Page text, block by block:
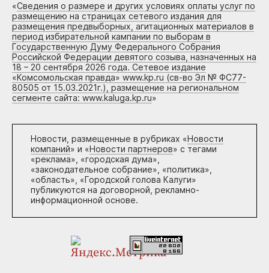
«Сведения о размере и других условиях оплаты услуг по
размещению на страницах сетевого издания для
размещения предвыборных, агитационных материалов в
период избирательной кампании по выборам в
Государственную Думу Федерального Собрания
Российской Федерации девятого созыва, назначенных на
18 – 20 сентября 2026 года. Сетевое издание
«Комсомольская правда» www.kp.ru (св-во Эл № ФС77-
80505 от 15.03.2021г.), размещение на региональном
сегменте сайта: www.kaluga.kp.ru»
Новости, размещенные в рубриках «Новости
компаний» и «Новости партнеров» с тегами
«реклама», «городская дума»,
«законодательное собрание», «политика»,
«область», «Городской голова Калуги»
публикуются на договорной, рекламно-
информационной основе.